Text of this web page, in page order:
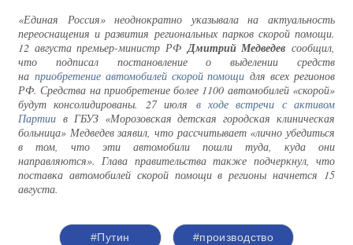
«Единая Россия» неоднократно указывала на актуальность
переоснащения и развития региональных парков скорой помощи.
12 августа премьер-министр РФДмитрий Медведев сообщил,
что подписал постановление о выделении средств
на приобретение автомобилей скорой помощи для всех регионов
РФ. Средства на приобретение более 1100 автомобилей «скорой»
будут консолидированы. 27 июля в ходе встречи с активом
Партии в ГБУЗ «Морозовская детская городская клиническая
больница» Медведев заявил, что рассчитывает «лично убедиться
в том, что эти автомобили пошли туда, куда они
направляются». Глава правительства также подчеркнул, что
поставка автомобилей скорой помощи в регионы начнется 15
августа.
#Путин #производство